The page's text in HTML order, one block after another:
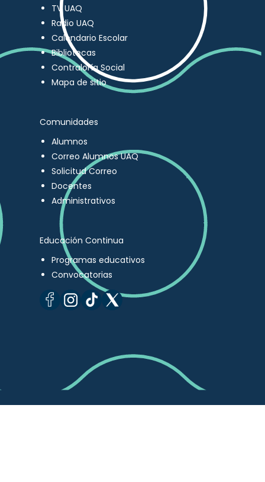
TV UAQ
Radio UAQ
Calendario Escolar
Bibliotecas
Contraloría Social
Mapa de sitio
Comunidades
Alumnos
Correo Alumnos UAQ
Solicitud Correo
Docentes
Administrativos
Educación Continua
Programas educativos
Convocatorias